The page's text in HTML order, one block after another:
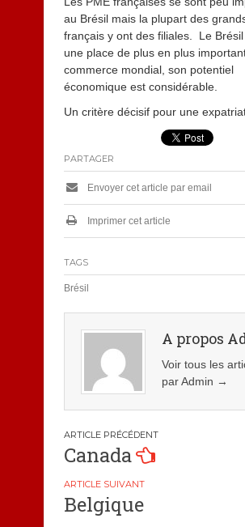
au Brésil mais la plupart des
français y ont des filiales. Le
une place de plus en plus
commerce mondial, son potentiel
économique est considérable.
Un critère décisif pour une
PARTAGER
Envoyer cet article par email
Imprimer cet article
TAGS
Brésil
A propos
Voir tous les
par Admin →
Navigation
de
l’article
Canada
Belgique